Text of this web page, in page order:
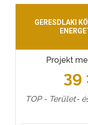
GERESDLAKI
Projekt
39
TOP - Terület-